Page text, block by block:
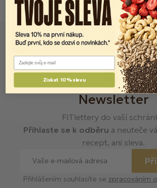
Newsletter
FITlettery do vaší
Přihlaste se k odběru a neuteče
recept, ani sleva.
Přihlášením souhlasíte se zpracováním
Email
Získat 10% slevu